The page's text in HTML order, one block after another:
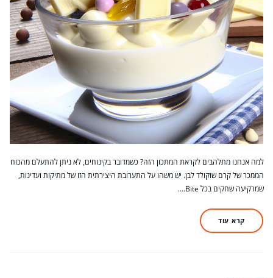
למה אנחנו מתלהבים לקראת המתכון הזה? כשמדובר בקינוחים, לא ניתן להתעלם מהכוח
הממכר של קרם שוקולד לבן. יש משהו על התערובת היצירתית הזו של מתיקות ועדינות,
שמרקיעה שחקים בכל Bite.…
קרא עוד